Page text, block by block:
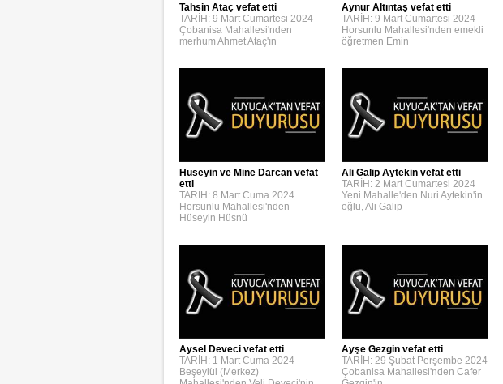
Tahsin Ataç vefat etti
TARİH: 9 Mart Cumartesi 2024
Çobanisa Mahallesi'nden
merhum Ahmet Ataç'ın
Aynur Altıntaş vefat etti
TARİH: 9 Mart Cumartesi 2024
Horsunlu Mahallesi'nden emekli
öğretmen Emin
Hüseyin ve Mine Darcan vefat
etti
TARİH: 8 Mart Cuma 2024
Horsunlu Mahallesi'nden
Hüseyin Hüsnü
Ali Galip Aytekin vefat etti
TARİH: 2 Mart Cumartesi 2024
Yeni Mahalle'den Nuri Aytekin'in
oğlu, Ali Galip
Aysel Deveci vefat etti
TARİH: 1 Mart Cuma 2024
Beşeylül (Merkez)
Ayşe Gezgin vefat etti
TARİH: 29 Şubat Perşembe 2024
Çobanisa Mahallesi'nden Cafer